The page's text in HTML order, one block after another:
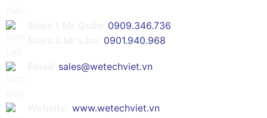
0909.346.736
0901.940.968
sales@wetechviet.vn
www.wetechviet.vn